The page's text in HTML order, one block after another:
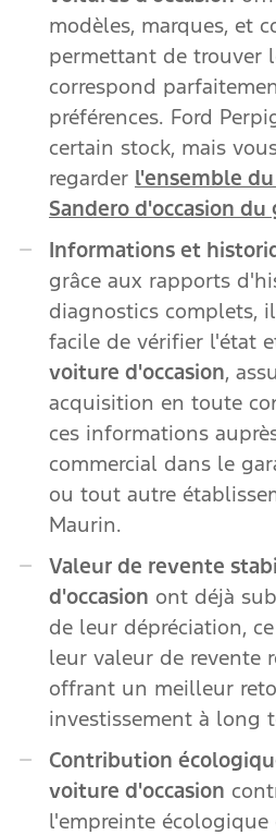
modèles, marques, et
permettant de trouver
correspond
préférences. Ford
certain stock, mais
regarder l'ensemble
Sandero d'occasion
Informations et
grâce aux rapports
diagnostics complets,
facile de vérifier l'état
voiture d'occasion,
acquisition en toute
ces informations
commercial dans le
ou tout autre
Maurin.
Valeur de revente
d'occasion ont déjà
de leur dépréciation,
leur valeur de revente
offrant un meilleur
investissement à long
Contribution
voiture d'occasion
l'empreinte